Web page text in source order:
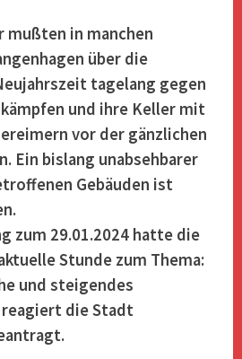
mußten in manchen
über die
tagelang gegen
und ihre Keller mit
vor der gänzlichen
Ein bislang unabsehbarer
Gebäuden ist
zum 29.01.2024 hatte die
Stunde zum Thema:
und steigendes
reagiert die Stadt